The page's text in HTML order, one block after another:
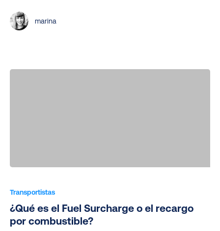
Iberia
marina
es
el
Fuel
Transportistas
¿Qué es el Fuel Surcharge o el recargo
por combustible?